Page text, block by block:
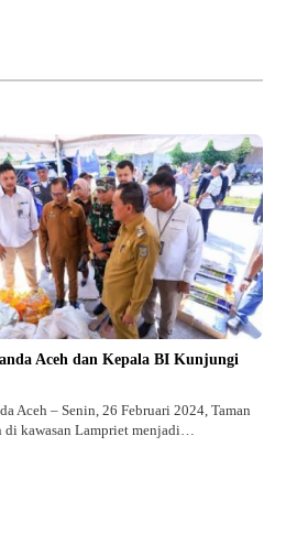
Aceh dan Kepala BI Kunjungi
Aceh – Senin, 26 Februari 2024, Taman
kawasan Lampriet menjadi…